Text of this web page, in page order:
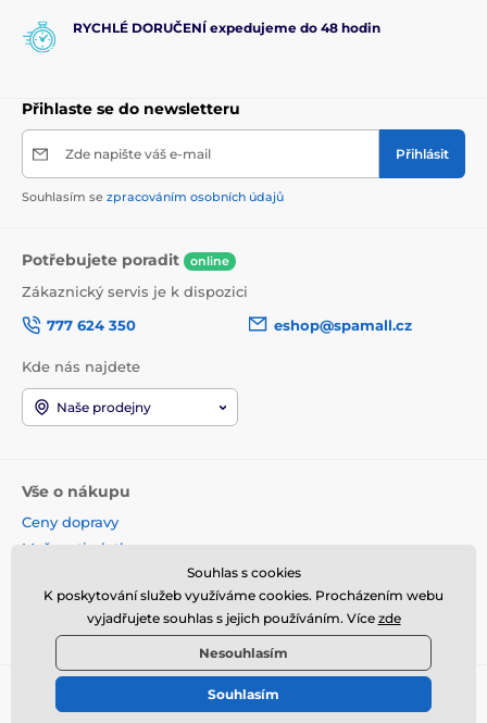
RYCHLÉ DORUČENÍ expedujeme do 48 hodin
Přihlaste se do newsletteru
Zde napište váš e-mail Přihlásit
Souhlasím se zpracováním osobních údajů
Potřebujete poradit online
Zákaznický servis je k dispozici
777 624 350
eshop@spamall.cz
Kde nás najdete
Naše prodejny
Vše o nákupu
Ceny dopravy
Možnosti platby
Reklamace a vrácení
Věrnostní program
© 2026 www.spamall.cz ⦁ E-shop vytvořila
Souhlas s cookies
K poskytování služeb využíváme cookies. Procházením webu
vyjadřujete souhlas s jejich používáním. Více zde
Nesouhlasím
Souhlasím